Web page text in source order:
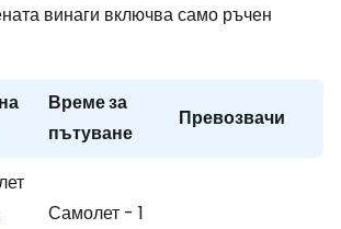
винаги включва само ръчен
Време за
пътуване
Превозвачи
Самолет - 1